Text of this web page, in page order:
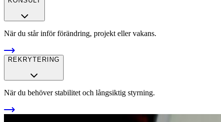
När du står inför förändring, projekt eller vakans.
REKRYTERING
När du behöver stabilitet och långsiktig styrning.